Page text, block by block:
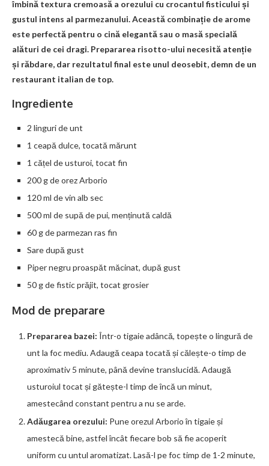
îmbină textura cremoasă a orezului cu crocantul fisticului și
gustul intens al parmezanului. Această combinație de arome
este perfectă pentru o cină elegantă sau o masă specială
alături de cei dragi. Prepararea risotto-ului necesită atenție
și răbdare, dar rezultatul final este unul deosebit, demn de un
restaurant italian de top.
Ingrediente
2 linguri de unt
1 ceapă dulce, tocată mărunt
1 cățel de usturoi, tocat fin
200 g de orez Arborio
120 ml de vin alb sec
500 ml de supă de pui, menținută caldă
60 g de parmezan ras fin
Sare după gust
Piper negru proaspăt măcinat, după gust
50 g de fistic prăjit, tocat grosier
Mod de preparare
Prepararea bazei: Într-o tigaie adâncă, topește o lingură de
unt la foc mediu. Adaugă ceapa tocată și călește-o timp de
aproximativ 5 minute, până devine translucidă. Adaugă
usturoiul tocat și gătește-l timp de încă un minut,
amestecând constant pentru a nu se arde.
Adăugarea orezului: Pune orezul Arborio în tigaie și
amestecă bine, astfel încât fiecare bob să fie acoperit
uniform cu untul aromatizat. Lasă-l pe foc timp de 1-2 minute,